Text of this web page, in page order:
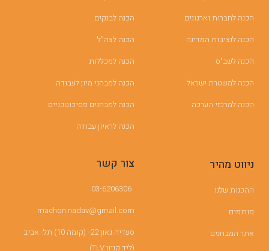
הכנה לחברות וארגונים
הכנה לנציבות המדינה
הכנה לשב"ס
הכנה למשטרת ישראל
הכנה למרכזי הערכה
הכנה לבנקים
הכנה לצה”ל
הכנה למכללות
הכנה למבחני מיון לעבודה
הכנה למבחנים פסיכוטכניים
הכנה לראיון עבודה
ניווט מהיר
ההכנות שלנו
פורומים
אתר המבחנים
צור קשר
03-6206306
machon.nadav@gmail.com
סעדיה גאון 22- (קומה 10) תל- אביב
(ליד קניון TLV)